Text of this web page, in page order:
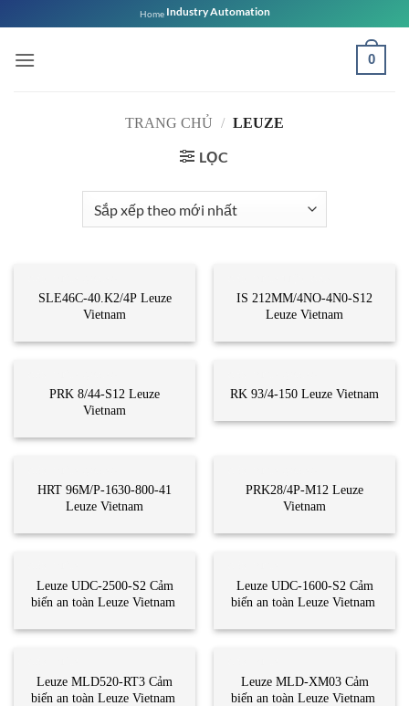
qua
nội
Home Industry Automation
0
TRANG CHỦ / LEUZE
LỌC
SLE46C-40.K2/4P Leuze
Vietnam
IS 212MM/4NO-4N0-S12
Leuze Vietnam
PRK 8/44-S12 Leuze
Vietnam
RK 93/4-150 Leuze Vietnam
HRT 96M/P-1630-800-41
Leuze Vietnam
PRK28/4P-M12 Leuze
Vietnam
Leuze UDC-2500-S2 Cảm
biến an toàn Leuze Vietnam
Leuze UDC-1600-S2 Cảm
biến an toàn Leuze Vietnam
Leuze MLD520-RT3 Cảm
biến an toàn Leuze Vietnam
Leuze MLD-XM03 Cảm
biến an toàn Leuze Vietnam